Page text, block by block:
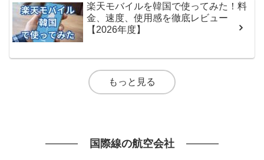
楽天モバイルを韓国で使ってみた！料
金、速度、使用感を徹底レビュー
【2026年度】
もっと見る
国際線の航空会社